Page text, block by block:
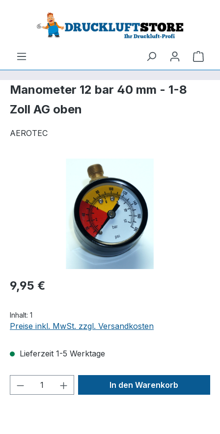
Hauptinhalt springen
Zur Suche springen
Manometer 12 bar 40 mm - 1-8
Zoll AG oben
AEROTEC
Bildergalerie überspringen
9,95 €
Inhalt: 1
Preise inkl. MwSt. zzgl. Versandkosten
Lieferzeit 1-5 Werktage
Produkt Anzahl: Gib denIn den Warenkorb